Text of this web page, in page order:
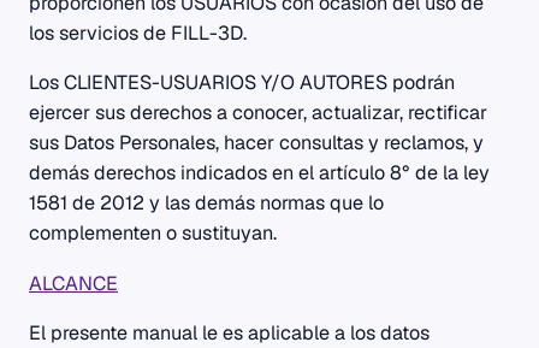
los servicios de FILL-3D.
Los CLIENTES-USUARIOS Y/O AUTORES podrán
ejercer sus derechos a conocer, actualizar, rectificar
sus Datos Personales, hacer consultas y reclamos, y
demás derechos indicados en el artículo 8° de la ley
1581 de 2012 y las demás normas que lo
complementen o sustituyan.
ALCANCE
El presente manual le es aplicable a los datos